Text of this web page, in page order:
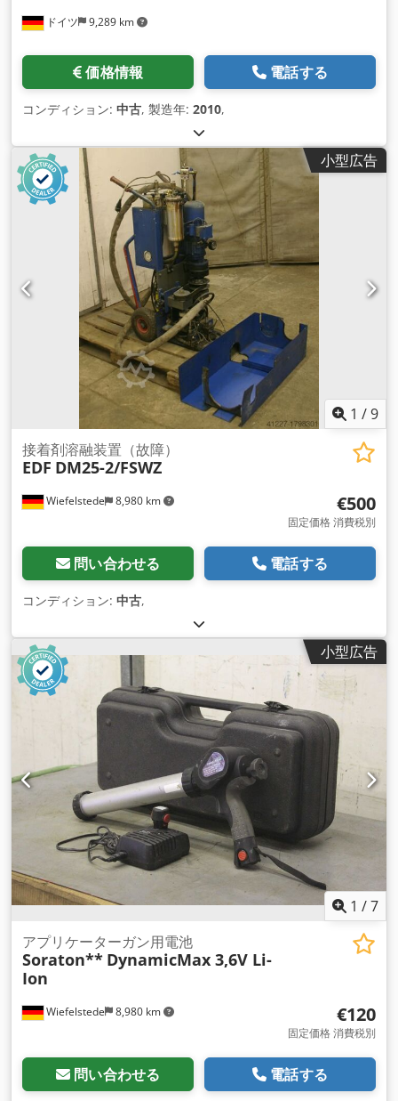
ドイツ 9,289 km
価格情報 電話する
コンディション: 中古, 製造年: 2010,
小型広告
1 /9
Wiefelstede 8,980 km
接着剤溶融装置（故障）
EDF DM25-2/FSWZ
€500
固定価格 消費税別
問い合わせる 電話する
コンディション: 中古,
小型広告
1 /7
Wiefelstede 8,980 km
アプリケーターガン用電池
Soraton** DynamicMax 3,6V Li-
Ion
€120
固定価格 消費税別
問い合わせる 電話する